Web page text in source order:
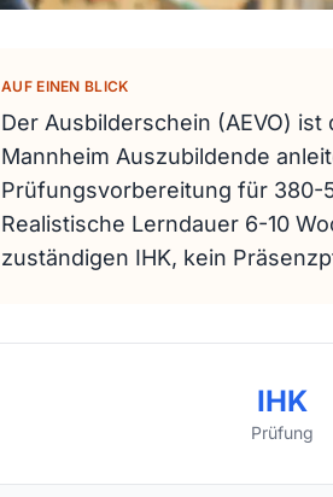
AUF EINEN BLICK
Der Ausbilderschein (AEVO)
Mannheim Auszubildende
Prüfungsvorbereitung für 380-
Realistische Lerndauer 6-10
zuständigen IHK, kein
IHK
Prüfung